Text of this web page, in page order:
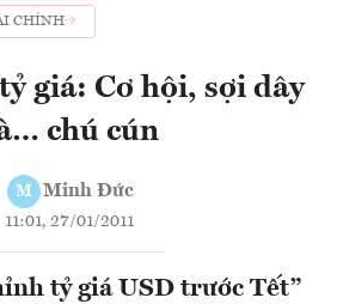
CHÍNH
giá: Cơ hội, sợi dây
chú cún
M Minh Đức
11:01, 27/01/2011
tỷ giá USD trước Tết”